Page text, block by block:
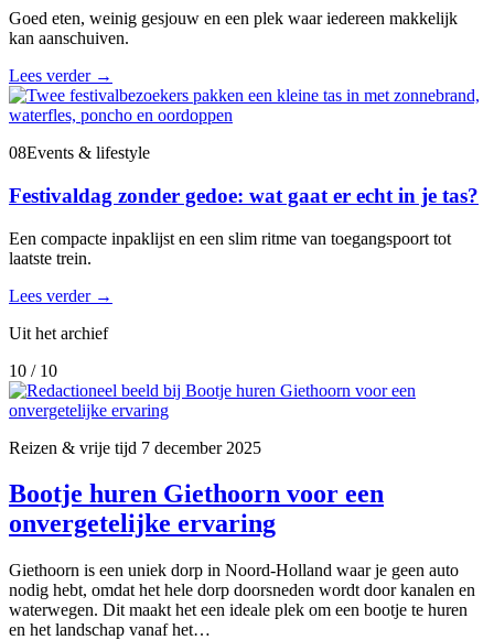
Goed eten, weinig gesjouw en een plek waar iedereen makkelijk
kan aanschuiven.
Lees verder →
08Events & lifestyle
Festivaldag zonder gedoe: wat gaat er echt in je tas?
Een compacte inpaklijst en een slim ritme van toegangspoort tot
laatste trein.
Lees verder →
Uit het archief
10 / 10
Reizen & vrije tijd 7 december 2025
Bootje huren Giethoorn voor een
onvergetelijke ervaring
Giethoorn is een uniek dorp in Noord-Holland waar je geen auto
nodig hebt, omdat het hele dorp doorsneden wordt door kanalen en
waterwegen. Dit maakt het een ideale plek om een bootje te huren
en het landschap vanaf het…